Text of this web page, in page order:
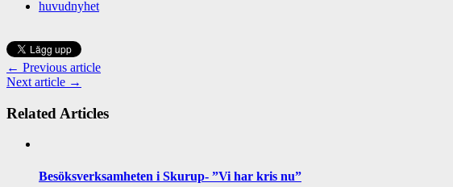
huvudnyhet
← Previous article
Next article →
Related Articles
Besöksverksamheten i Skurup- ”Vi har kris nu”